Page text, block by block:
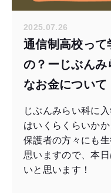
2025.07.26
通信制高校って
の？ーじぶんみ
なお金について
じぶんみらい科に
はいくらくらいか
保護者の方々にも
思いますので、本
いと思います！